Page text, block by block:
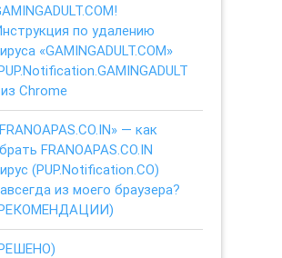
по удалению
«GAMINGADULT.COM»
Chrome
— как
FRANOAPAS.CO.IN
(PUP.Notification.CO)
из моего браузера?